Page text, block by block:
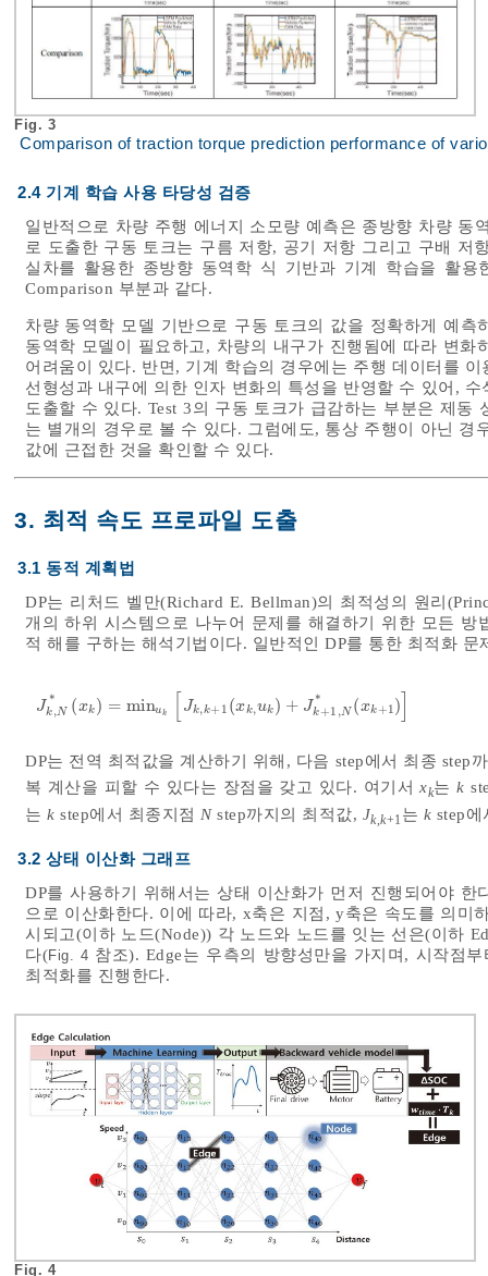
Fig. 3
Comparison of traction torque prediction performance of
2.4 기계 학습 사용 타당성 검증
일반적으로 차량 주행 에너지 소모량 예측은 종방향 차량 동
로 도출한 구동 토크는 구름 저항, 공기 저항 그리고 구배 저
실차를 활용한 종방향 동역학 식 기반과 기계 학습을 활
Comparison 부분과 같다.
차량 동역학 모델 기반으로 구동 토크의 값을 정확하게 예
동역학 모델이 필요하고, 차량의 내구가 진행됨에 따라 변
어려움이 있다. 반면, 기계 학습의 경우에는 주행 데이터를
선형성과 내구에 의한 인자 변화의 특성을 반영할 수 있어,
도출할 수 있다. Test 3의 구동 토크가 급감하는 부분은 제
는 별개의 경우로 볼 수 있다. 그럼에도, 통상 주행이 아닌
값에 근접한 것을 확인할 수 있다.
3. 최적 속도 프로파일 도출
3.1 동적 계획법
DP는 리처드 벨만(Richard E. Bellman)의 최적성의 원리
개의 하위 시스템으로 나누어 문제를 해결하기 위한 모든
적 해를 구하는 해석기법이다. 일반적인 DP를 통한 최적화 문
J *
k ,N (xk ) = minuk Jk,k+ 1 (xk,uk ) + J *
k +1 ,N (xk +1)
J k, N*xk= min uk Jk,k +1x k, uk + J k+1,N*x
DP는 전역 최적값을 계산하기 위해, 다음 step에서 최종 step
복 계산을 피할 수 있다는 장점을 갖고 있다. 여기서xk는k
는 k step에서 최종지점 Nstep까지의 최적값, Jk,k+1 는 k step
3.2 상태 이산화 그래프
DP를 사용하기 위해서는 상태 이산화가 먼저 진행되어야
으로 이산화한다. 이에 따라, x축은 지점, y축은 속도를 의미
시되고(이하 노드(Node)) 각 노드와 노드를 잇는 선은(이하
다(Fig. 4 참조). Edge는 우측의 방향성만을 가지며, 시작점
최적화를 진행한다.
Fig. 4